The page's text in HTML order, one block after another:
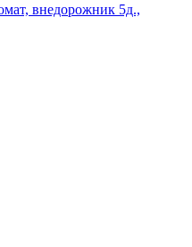
внедорожник 5д.,